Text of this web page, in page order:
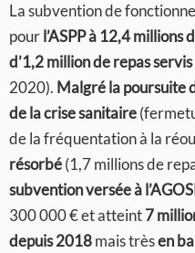
La subvention de
pourl’ASPP à 12,4 millions
d’1,2 million de repas
2020). Malgré la poursuite
de la crise sanitaire
de la fréquentation à la
résorbé(1,7 millions de
subvention versée à
300 000 € et atteint7
depuis 2018mais trèsen